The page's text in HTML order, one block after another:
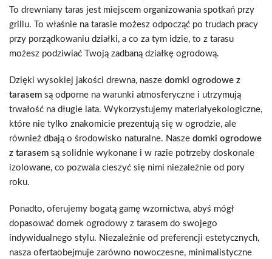
To drewniany taras jest miejscem organizowania spotkań przy
grillu. To właśnie na tarasie możesz odpocząć po trudach pracy
przy porządkowaniu działki, a co za tym idzie, to z tarasu
możesz podziwiać Twoją zadbaną działkę ogrodową.
Dzięki wysokiej jakości drewna, nasze domki ogrodowe z
tarasem są odporne na warunki atmosferyczne i utrzymują
trwałość na długie lata. Wykorzystujemy materiałyekologiczne,
które nie tylko znakomicie prezentują się w ogrodzie, ale
również dbają o środowisko naturalne. Nasze domki ogrodowe
z tarasem są solidnie wykonane i w razie potrzeby doskonale
izolowane, co pozwala cieszyć się nimi niezależnie od pory
roku.
Ponadto, oferujemy bogatą gamę wzornictwa, abyś mógł
dopasować domek ogrodowy z tarasem do swojego
indywidualnego stylu. Niezależnie od preferencji estetycznych,
nasza ofertaobejmuje zarówno nowoczesne, minimalistyczne